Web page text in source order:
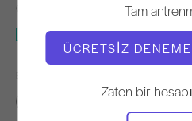
Tam
ÜCRETSIZ
Zaten bir
GEREKLI EKIPMAN
Mat
BENZER SINIFLARI BULUN